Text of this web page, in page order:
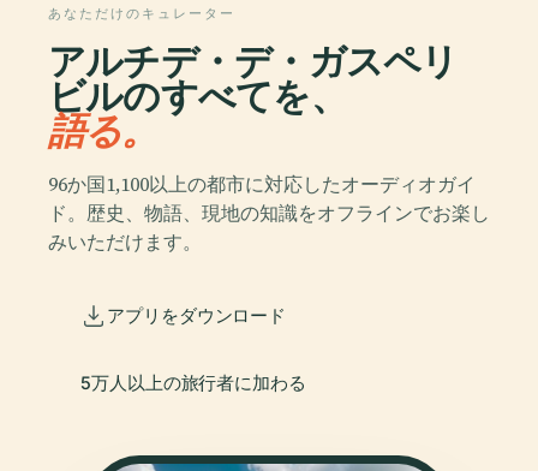
あなただけのキュレーター
アルチデ・デ・ガスペリ
ビルのすべてを、
語る。
96か国1,100以上の都市に対応したオーディオガイ
ド。歴史、物語、現地の知識をオフラインでお楽し
みいただけます。
アプリをダウンロード
5万人以上の旅行者に加わる